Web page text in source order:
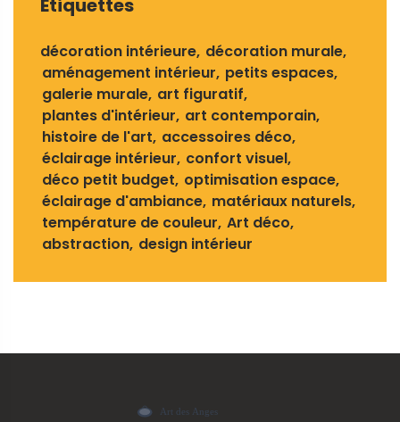
Étiquettes
décoration intérieure décoration murale
aménagement intérieur petits espaces
galerie murale art figuratif
plantes d'intérieur art contemporain
histoire de l'art accessoires déco
éclairage intérieur confort visuel
déco petit budget optimisation espace
éclairage d'ambiance matériaux naturels
température de couleur Art déco
abstraction design intérieur